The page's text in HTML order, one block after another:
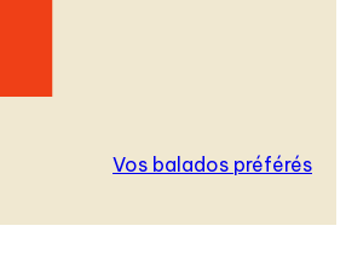
Vos balados préférés